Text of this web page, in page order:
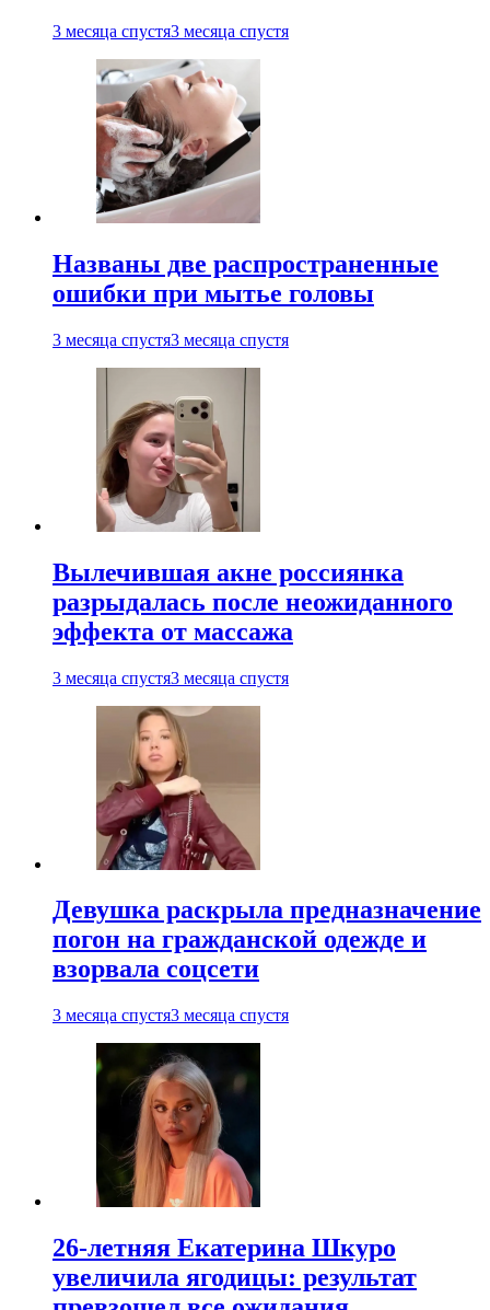
3 месяца спустя3 месяца спустя
Названы две распространенные
ошибки при мытье головы
3 месяца спустя3 месяца спустя
Вылечившая акне россиянка
разрыдалась после неожиданного
эффекта от массажа
3 месяца спустя3 месяца спустя
Девушка раскрыла предназначение
погон на гражданской одежде и
взорвала соцсети
3 месяца спустя3 месяца спустя
26-летняя Екатерина Шкуро
увеличила ягодицы: результат